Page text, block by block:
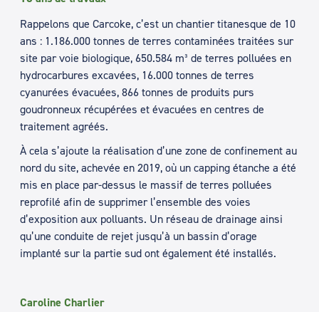
Rappelons que Carcoke, c’est un chantier titanesque de 10
ans : 1.186.000 tonnes de terres contaminées traitées sur
site par voie biologique, 650.584 m³ de terres polluées en
hydrocarbures excavées, 16.000 tonnes de terres
cyanurées évacuées, 866 tonnes de produits purs
goudronneux récupérées et évacuées en centres de
traitement agréés.
À cela s’ajoute la réalisation d’une zone de confinement au
nord du site, achevée en 2019, où un capping étanche a été
mis en place par-dessus le massif de terres polluées
reprofilé afin de supprimer l’ensemble des voies
d’exposition aux polluants. Un réseau de drainage ainsi
qu’une conduite de rejet jusqu’à un bassin d’orage
implanté sur la partie sud ont également été installés.
Caroline Charlier